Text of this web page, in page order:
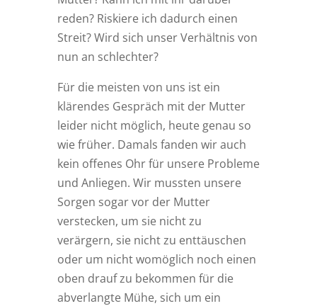
reden? Riskiere ich dadurch einen
Streit? Wird sich unser Verhältnis von
nun an schlechter?
Für die meisten von uns ist ein
klärendes Gespräch mit der Mutter
leider nicht möglich, heute genau so
wie früher. Damals fanden wir auch
kein offenes Ohr für unsere Probleme
und Anliegen. Wir mussten unsere
Sorgen sogar vor der Mutter
verstecken, um sie nicht zu
verärgern, sie nicht zu enttäuschen
oder um nicht womöglich noch einen
oben drauf zu bekommen für die
abverlangte Mühe, sich um ein